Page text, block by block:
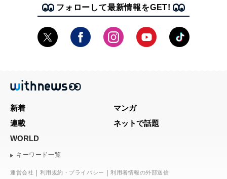
フォローして最新情報をGET!
新着
マンガ
連載
ネットで話題
WORLD
キーワード一覧
運営会社 利用規約・プライバシー 利用者情報の外部送信